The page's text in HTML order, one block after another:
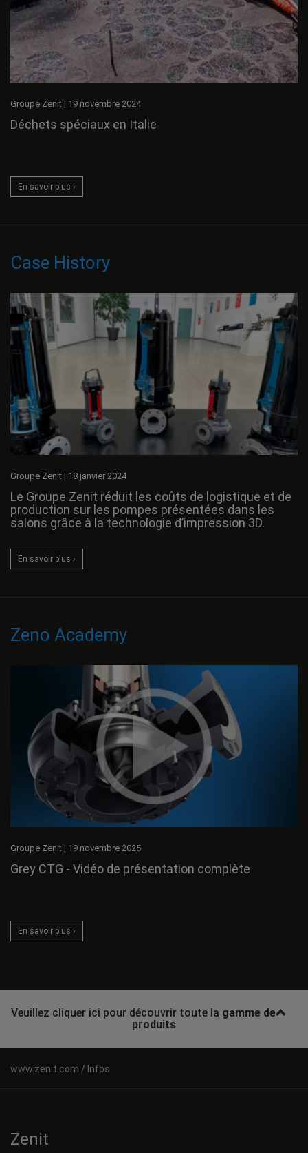
Groupe Zenit | 19 novembre 2024
Déchets spéciaux en Italie
En savoir plus ›
Case History
Groupe Zenit | 18 janvier 2024
Le Groupe Zenit réduit les coûts de logistique et de
production sur les pompes présentées dans les
salons grâce à la technologie d’impression 3D.
En savoir plus ›
Zeno Academy
Groupe Zenit | 19 novembre 2025
Grey CTG - Vidéo de présentation complète
En savoir plus ›
Veuillez cliquer ici pour découvrir toute la gamme de
produits
Infos
Zenit